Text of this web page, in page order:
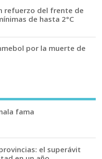
refuerzo del frente de
de hasta 2°C
por la muerte de
fama
el superávit